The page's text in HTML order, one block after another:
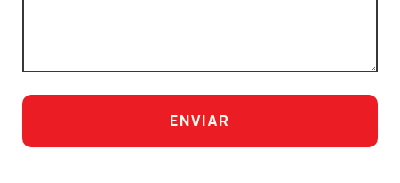
ENVIAR